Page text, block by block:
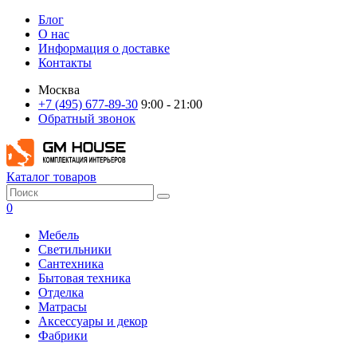
Блог
О нас
Информация о доставке
Контакты
Москва
+7 (495) 677-89-30 9:00 - 21:00
Обратный звонок
Каталог товаров
0
Мебель
Светильники
Сантехника
Бытовая техника
Отделка
Матрасы
Аксессуары и декор
Фабрики